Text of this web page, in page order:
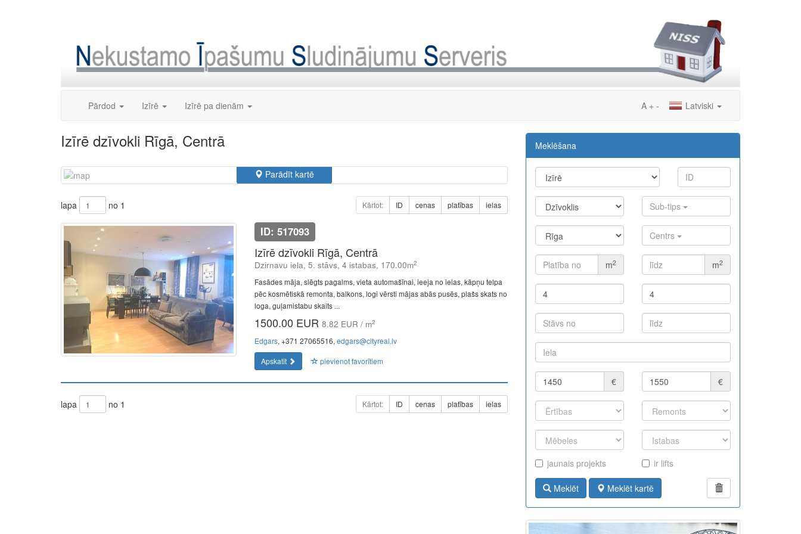
Pārdod Izīrē Izīrē pa dienām Latviski
A + -
Izīrē dzīvokli Rīgā, Centrā
Parādīt kartē
lapa no 1 Kārtot: ID cenas platības ielas
ID: 517093
Izīrē dzīvokli Rīgā, Centrā
Dzirnavu iela, 5. stāvs, 4 istabas, 170.00m2
Fasādes māja, slēgts pagalms, vieta automašīnai, ieeja no ielas, kāpņu telpa
pēc kosmētiskā remonta, balkons, logi vērsti mājas abās pusēs, plašs skats no
loga, guļamistabu skaits ...
1500.00 EUR 8.82 EUR / m2
Edgars, +371 27065516, edgars@cityreal.lv
Apskatīt
pievienot favorītiem
lapa no 1 Kārtot: ID cenas platības ielas
Meklēšana
Sub-tips
Centrs
m2 m2
€ €
jaunais projekts ir lifts
Meklēt Meklēt kartē